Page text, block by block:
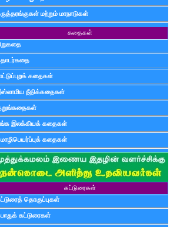
மற்றும் மாநாடுகள்
கதைகள்
கதைகள்
நீதிக்கதைகள்
இலக்கியக் கதைகள்
கதைகள்
கட்டுரைகள்
தொகுப்புகள்
கட்டுரைகள்